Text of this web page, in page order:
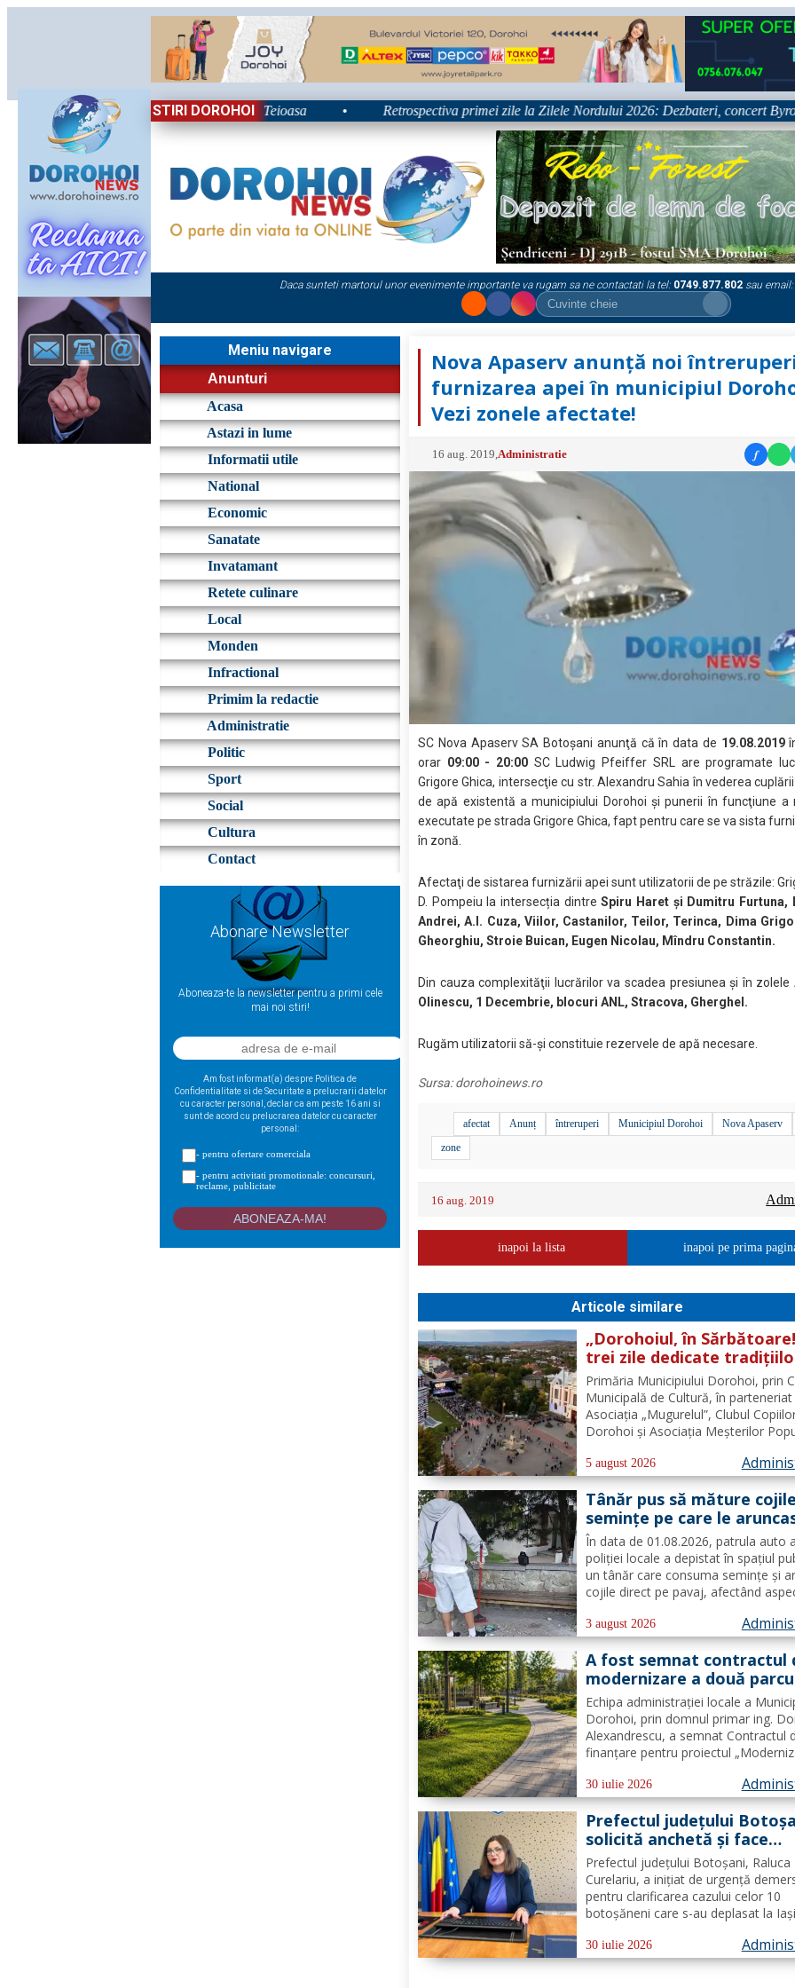
STIRI DOROHOI
2026: Energie și nostalgie în Poiana Teioasa • Retrospectiva primei zile la Zilele Nordului 2026: Dezbateri, concert Byron și
Daca sunteti martorul unor evenimente importante va rugam sa ne contactati la tel: 0749.877.802 sau email:
Meniu navigare
Anunturi
Acasa
Astazi in lume
Informatii utile
National
Economic
Sanatate
Invatamant
Retete culinare
Local
Monden
Infractional
Primim la redactie
Administratie
Politic
Sport
Social
Cultura
Contact
Abonare Newsletter
Aboneaza-te la newsletter pentru a primi cele
mai noi stiri!
Am fost informat(a) despre Politica de
Confidentialitate si de Securitate a prelucrarii datelor
cu caracter personal, declar ca am peste 16 ani si
sunt de acord cu prelucrarea datelor cu caracter
personal:
- pentru ofertare comerciala
- pentru activitati promotionale: concursuri,
reclame, publicitate
Nova Apaserv anunță noi
furnizarea apei în municipiul
Vezi zonele afectate!
16 aug. 2019 Administratie f
SC Nova Apaserv SA Botoşani anunţă că în data de 19.08.2019
orar 09:00 - 20:00 SC Ludwig Pfeiffer SRL are programate
Grigore Ghica, intersecţie cu str. Alexandru Sahia în vederea
de apă existentă a municipiului Dorohoi şi punerii în funcţiune a
executate pe strada Grigore Ghica, fapt pentru care se va sista
în zonă.
Afectaţi de sistarea furnizării apei sunt utilizatorii de pe străzile:
D. Pompeiu la intersecția dintreSpiru Haret și Dumitru Furtuna,
Andrei, A.I. Cuza, Viilor, Castanilor, Teilor, Terinca, Dima
Gheorghiu, Stroie Buican, Eugen Nicolau, Mîndru Constantin.
Din cauza complexităţii lucrărilor va scadea presiunea și în zolele
Olinescu, 1 Decembrie, blocuri ANL, Stracova, Gherghel.
Rugăm utilizatorii să-şi constituie rezervele de apă necesare.
Sursa:dorohoinews.ro
afectat Anunț întreruperi Municipiul Dorohoi Nova Apaserv
zone
16 aug. 2019
inapoi la lista inapoi pe prima
Articole similare
„Dorohoiul, în
trei zile dedicate
culturii și comunității Trei
tradiții. Un singur
O singură sărbătoare!
Primăria Municipiului Dorohoi, prin
Municipală de Cultură, în parteneriat
Asociația „Mugurelul”, Clubul
Dorohoi și Asociația Meșterilor
comunitate să participe, în perioada
30 august 2026, la evenimentul
„Dorohoiul, în Sărbătoare!”....
5 august 2026
Tânăr pus să măture
seminţe pe care le
direct pe pavaj. Poliţia
Dorohoi: Respectul față
spațiul comun trebuie să
prioritate pentru fiecare
În data de 01.08.2026, patrula auto a
poliției locale a depistat în spațiul
un tânăr care consuma semințe și
cojile direct pe pavaj, afectând
prioritatea Poliției Locale este
educarea spiritului civic, polițiștii l-
3 august 2026
A fost semnat contractul
modernizare a două
din municipiul Dorohoi
fonduri europene
Echipa administrației locale a
Dorohoi, prin domnul primar ing.
Alexandrescu, a semnat Contractul
finanțare pentru proiectul
Programul Regional 2021–2027 -
Prioritatea de investiții 3. Nord-Est -
regiune durabilă, mai...
30 iulie 2026
Prefectul județului
solicită anchetă și face
demersuri pentru donarea
trombocite direct la
în cazul adolescentului din
Tudora
Prefectul județului Botoșani, Raluca
Curelariu, a inițiat de urgență
pentru clarificarea cazului celor 10
botoșăneni care s-au deplasat la Iași
adolescent din comuna Tudora,
au putut dona. Au fost transmise
30 iulie 2026